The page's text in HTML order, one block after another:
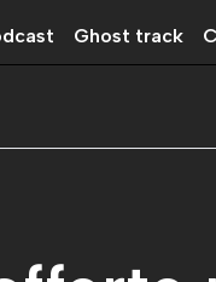
Ghost track